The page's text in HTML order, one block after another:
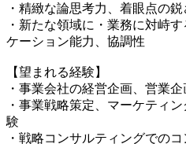
・精緻な論思考力、着眼点の
・新たな領域に・業務に対峙
ケーション能力、協調性
【望まれる経験】
・事業会社の経営企画、営業
・事業戦略策定、マーケティ
験
・戦略コンサルティングでの